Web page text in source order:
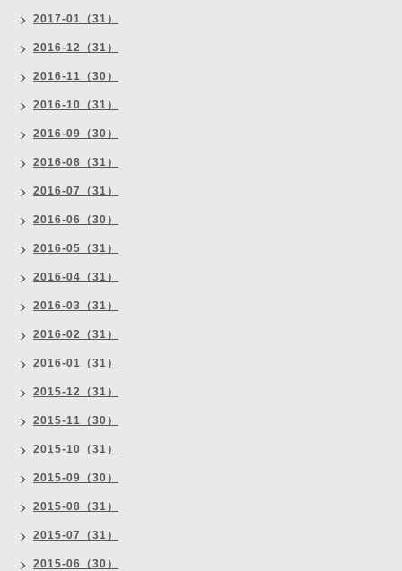
2017-01（31）
2016-12（31）
2016-11（30）
2016-10（31）
2016-09（30）
2016-08（31）
2016-07（31）
2016-06（30）
2016-05（31）
2016-04（31）
2016-03（31）
2016-02（31）
2016-01（31）
2015-12（31）
2015-11（30）
2015-10（31）
2015-09（30）
2015-08（31）
2015-07（31）
2015-06（30）